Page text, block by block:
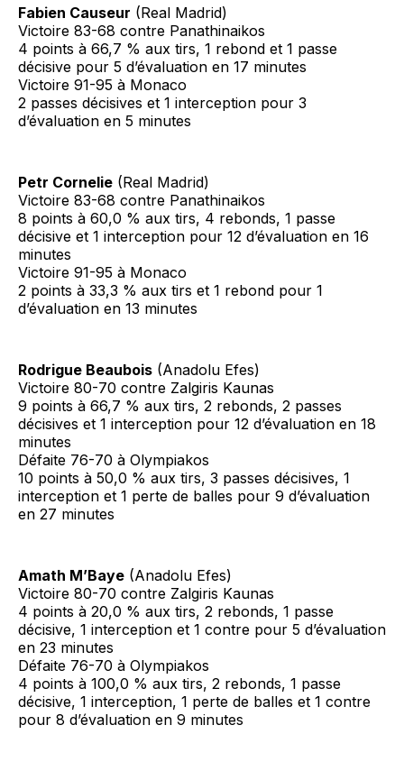
Fabien Causeur (Real Madrid)
Victoire 83-68 contre Panathinaikos
4 points à 66,7 % aux tirs, 1 rebond et 1 passe
décisive pour 5 d’évaluation en 17 minutes
Victoire 91-95 à Monaco
2 passes décisives et 1 interception pour 3
d’évaluation en 5 minutes
Petr Cornelie (Real Madrid)
Victoire 83-68 contre Panathinaikos
8 points à 60,0 % aux tirs, 4 rebonds, 1 passe
décisive et 1 interception pour 12 d’évaluation en 16
minutes
Victoire 91-95 à Monaco
2 points à 33,3 % aux tirs et 1 rebond pour 1
d’évaluation en 13 minutes
Rodrigue Beaubois (Anadolu Efes)
Victoire 80-70 contre Zalgiris Kaunas
9 points à 66,7 % aux tirs, 2 rebonds, 2 passes
décisives et 1 interception pour 12 d’évaluation en 18
minutes
Défaite 76-70 à Olympiakos
10 points à 50,0 % aux tirs, 3 passes décisives, 1
interception et 1 perte de balles pour 9 d’évaluation
en 27 minutes
Amath M’Baye (Anadolu Efes)
Victoire 80-70 contre Zalgiris Kaunas
4 points à 20,0 % aux tirs, 2 rebonds, 1 passe
décisive, 1 interception et 1 contre pour 5 d’évaluation
en 23 minutes
Défaite 76-70 à Olympiakos
4 points à 100,0 % aux tirs, 2 rebonds, 1 passe
décisive, 1 interception, 1 perte de balles et 1 contre
pour 8 d’évaluation en 9 minutes